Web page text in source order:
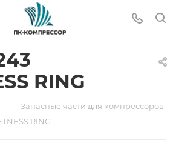
RING
— Запасные части для компрессоров
RING